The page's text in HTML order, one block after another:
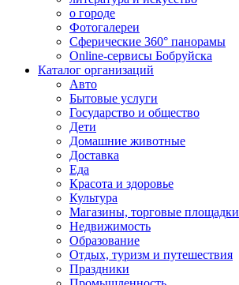
о городе
Фотогалереи
Сферические 360° панорамы
Online-сервисы Бобруйска
Каталог организаций
Авто
Бытовые услуги
Государство и общество
Дети
Домашние животные
Доставка
Еда
Красота и здоровье
Культура
Магазины, торговые площадки
Недвижимость
Образование
Отдых, туризм и путешествия
Праздники